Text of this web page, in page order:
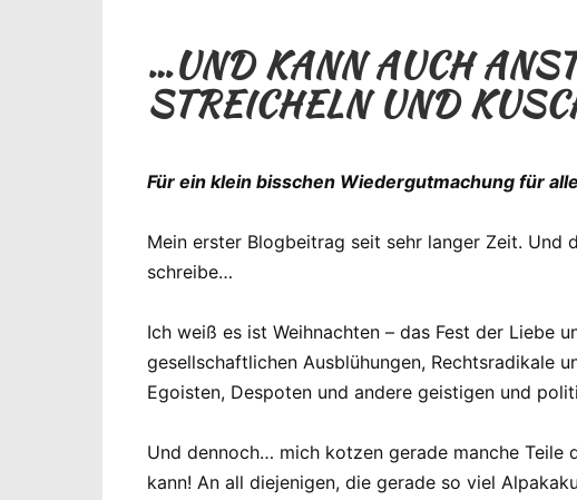
…UND KANN AUCH
STREICHELN UND
Für ein klein bisschen Wiedergutmachung für
Mein erster Blogbeitrag seit sehr langer Zeit. Und
schreibe…
Ich weiß es ist Weihnachten – das Fest der Liebe
gesellschaftlichen Ausblühungen, Rechtsradikale
Egoisten, Despoten und andere geistigen und
Und dennoch… mich kotzen gerade manche Teile
kann! An all diejenigen, die gerade so viel